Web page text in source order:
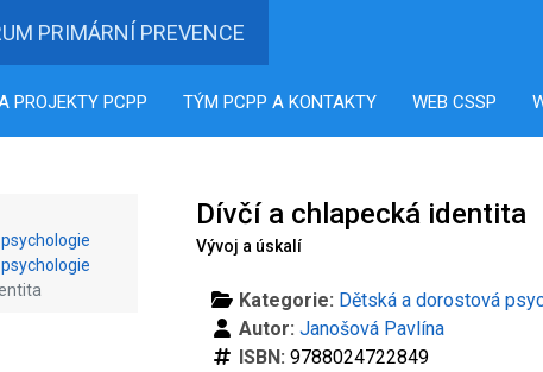
PRIMÁRNÍ PREVENCE
PROJEKTY PCPP TÝM PCPP A KONTAKTY WEB CSSP
Dívčí a chlapecká identita
Vývoj a úskalí
Kategorie: Dětská a dorostová
Autor:Janošová Pavlína
ISBN:9788024722849